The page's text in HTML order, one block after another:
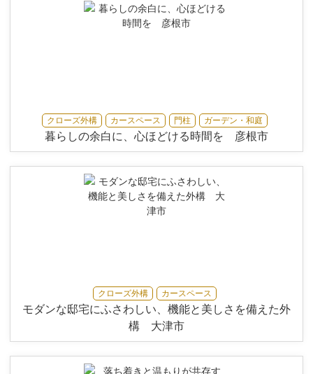
クローズ外構 カースペース 門柱 ガーデン・和庭
暮らしの余白に、心ほどける時間を 彦根市
クローズ外構 カースペース
モダンな邸宅にふさわしい、機能と美しさを備えた外
構 大津市